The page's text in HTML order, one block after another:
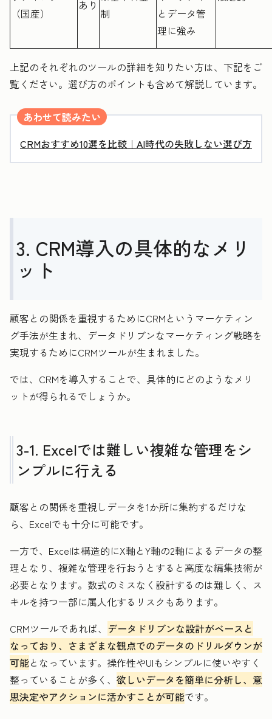
（国産）
あり
制
とデータ管
理に強み
上記のそれぞれのツールの詳細を知りたい方は、下記をご
覧ください。選び方のポイントも含めて解説しています。
あわせて読みたい
CRMおすすめ10選を比較｜AI時代の失敗しない選び方
3. CRM導入の具体的なメリ
ット
顧客との関係を重視するためにCRMというマーケティン
グ手法が生まれ、データドリブンなマーケティング戦略を
実現するためにCRMツールが生まれました。
では、CRMを導入することで、具体的にどのようなメリ
ットが得られるでしょうか。
3-1. Excelでは難しい複雑な管理をシ
ンプルに行える
顧客との関係を重視しデータを1か所に集約するだけな
ら、Excelでも十分に可能です。
一方で、Excelは構造的にX軸とY軸の2軸によるデータの整
理となり、複雑な管理を行おうとすると高度な編集技術が
必要となります。数式のミスなく設計するのは難しく、ス
キルを持つ一部に属人化するリスクもあります。
CRMツールであれば、 データドリブンな設計がベースと
なっており、さまざまな観点でのデータのドリルダウンが
可能となっています。操作性やUIもシンプルに使いやすく
整っていることが多く、 欲しいデータを簡単に分析し、意
思決定やアクションに活かすことが可能です。